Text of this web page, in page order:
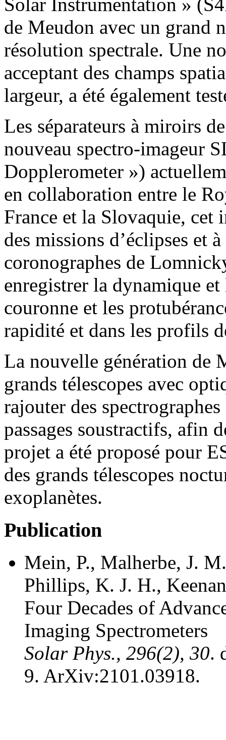
de Meudon avec un grand
résolution spectrale. Une
acceptant des champs
largeur, a été également
Les séparateurs à miroirs
nouveau spectro-imageur
Dopplerometer »)
en collaboration entre le
France et la Slovaquie, cet
des missions d’éclipses et
coronographes de
enregistrer la dynamique
couronne et les
rapidité et dans les profils
La nouvelle génération de
grands télescopes avec
rajouter des
passages soustractifs, afin
projet a été proposé pour
des grands télescopes
exoplanètes.
Publication
Mein, P., Malherbe, J.
Phillips, K. J. H.,
Four Decades of
Imaging Spectrometers
Solar Phys., 296(2), 30.
9. ArXiv:2101.03918.